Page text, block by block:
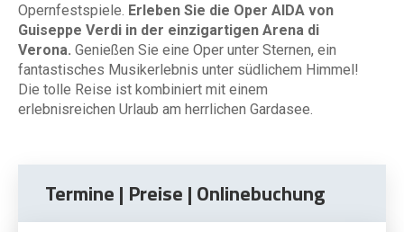
Opernfestspiele. Erleben Sie die Oper AIDA von
Guiseppe Verdi in der einzigartigen Arena di
Verona. Genießen Sie eine Oper unter Sternen, ein
fantastisches Musikerlebnis unter südlichem Himmel!
Die tolle Reise ist kombiniert mit einem
erlebnisreichen Urlaub am herrlichen Gardasee.
Termine | Preise | Onlinebuchung